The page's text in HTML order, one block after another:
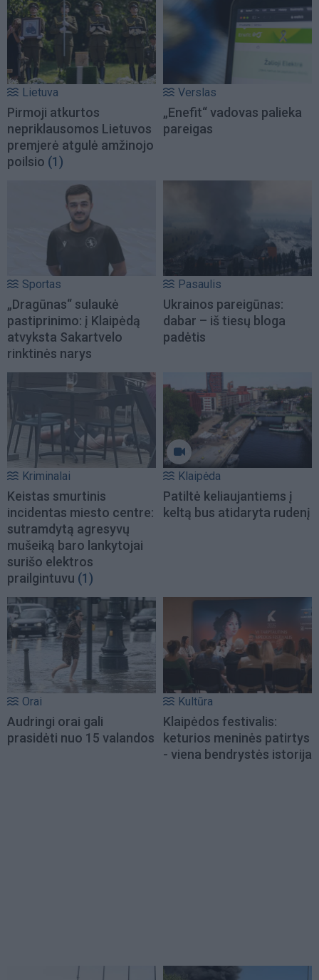
Lietuva
Pirmoji atkurtos
nepriklausomos Lietuvos
premjerė atgulė amžinojo
poilsio (1)
Verslas
„Enefit“ vadovas palieka
pareigas
Sportas
„Dragūnas“ sulaukė
pastiprinimo: į Klaipėdą
atvyksta Sakartvelo
rinktinės narys
Pasaulis
Ukrainos pareigūnas:
dabar – iš tiesų bloga
padėtis
Kriminalai
Keistas smurtinis
incidentas miesto centre:
sutramdytą agresyvų
mušeiką baro lankytojai
surišo elektros
prailgintuvu (1)
Klaipėda
Patiltė keliaujantiems į
keltą bus atidaryta rudenį
Orai
Audringi orai gali
prasidėti nuo 15 valandos
Kultūra
Klaipėdos festivalis:
keturios meninės patirtys
- viena bendrystės istorija